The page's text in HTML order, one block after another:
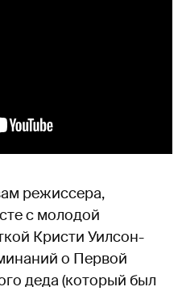
режиссера,
с молодой
Кристи Уилсон-
о Первой
деда (который был